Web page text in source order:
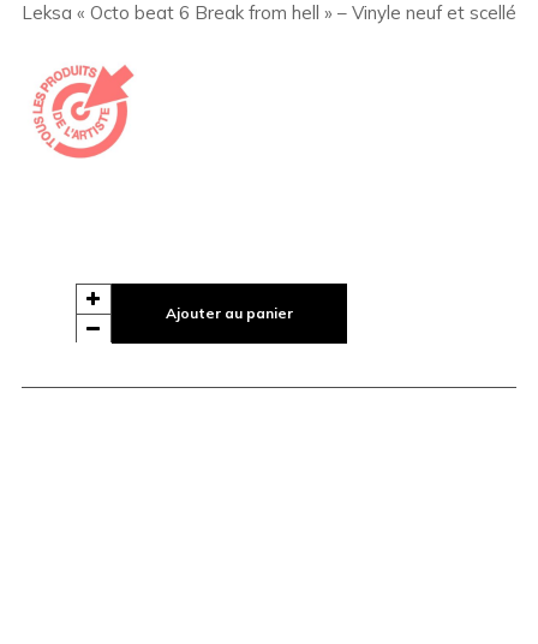
Leksa « Octo beat 6 Break from hell » – Vinyle neuf et scellé
Ajouter au panier